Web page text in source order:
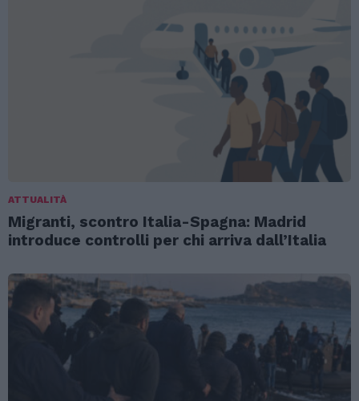
ATTUALITÀ
Migranti, scontro Italia-Spagna: Madrid
introduce controlli per chi arriva dall’Italia